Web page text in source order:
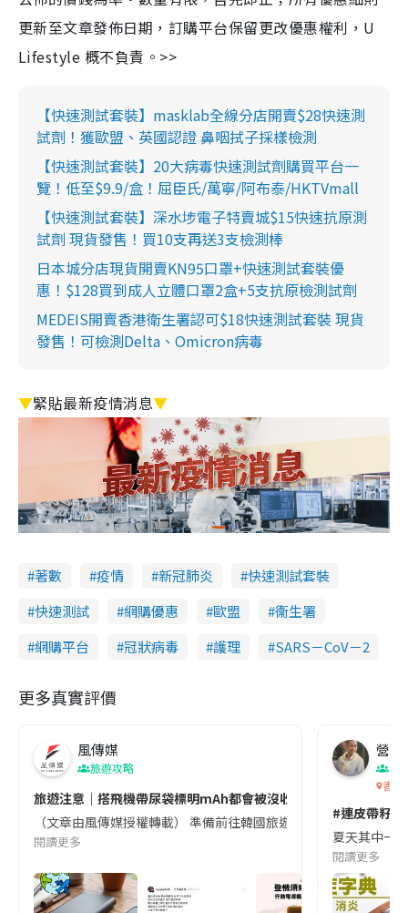
更新至文章發佈日期，訂購平台保留更改優惠權利，U
Lifestyle 概不負責。>>
【快速測試套裝】masklab全線分店開賣$28快速測
試劑！獲歐盟、英國認證 鼻咽拭子採樣檢測
【快速測試套裝】20大病毒快速測試劑購買平台一
覽！低至$9.9/盒！屈臣氏/萬寧/阿布泰/HKTVmall
【快速測試套裝】深水埗電子特賣城$15快速抗原測
試劑 現貨發售！買10支再送3支檢測棒
日本城分店現貨開賣KN95口罩+快速測試套裝優
惠！$128買到成人立體口罩2盒+5支抗原檢測試劑
MEDEIS開賣香港衛生署認可$18快速測試套裝 現貨
發售！可檢測Delta、Omicron病毒
▼緊貼最新疫情消息▼
著數 疫情 新冠肺炎
快速測試套裝
快速測試
網購優惠 歐盟
衞生署
網購平台
冠狀病毒 護理 SARS－CoV－2
更多真實評價
風傳媒
旅遊攻略
旅遊注意｜搭飛機帶尿袋標明mAh都會被沒收😱出發前切記檢查
（文章由風傳媒授權轉載） 準備前往韓國旅遊的民眾，近期要
閱讀更多
營養
香港
#連皮帶籽
夏天其中一
閱讀更多